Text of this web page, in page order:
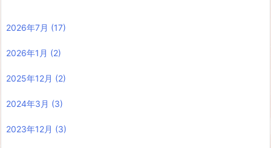
2026年7月 (17)
2026年1月 (2)
2025年12月 (2)
2024年3月 (3)
2023年12月 (3)